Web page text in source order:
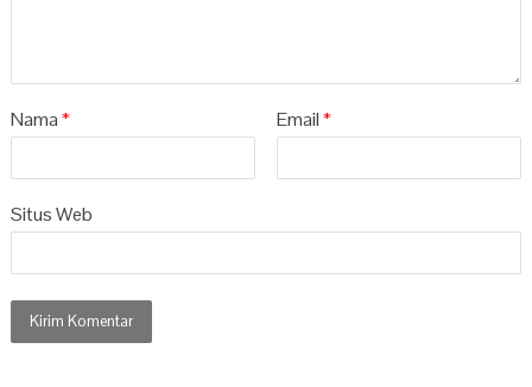
Nama* Email*
Situs Web